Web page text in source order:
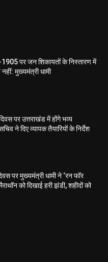
1905 पर जन शिकायतों के निस्तारण में
नहीं: मुख्यमंत्री धामी
पर उत्तराखंड में होंगे भव्य
ने दिए व्यापक तैयारियों के निर्देश
पर मुख्यमंत्री धामी ने ‘रन फॉर
को दिखाई हरी झंडी, शहीदों को